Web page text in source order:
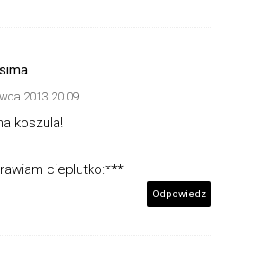
2013 20:09
koszula!
cieplutko:***
Odpowiedz